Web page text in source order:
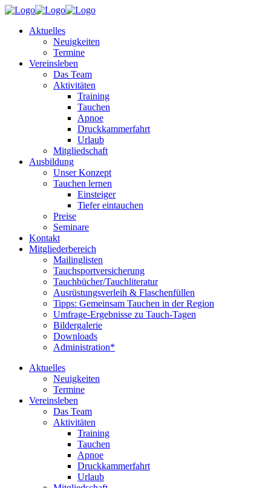
Aktuelles
Neuigkeiten
Termine
Vereinsleben
Das Team
Aktivitäten
Training
Tauchen
Apnoe
Druckkammerfahrt
Urlaub
Mitgliedschaft
Ausbildung
Unser Konzept
Tauchen lernen
Einsteiger
Tiefer eintauchen
Preise
Seminare
Kontakt
Mitgliederbereich
Mailinglisten
Tauchsportversicherung
Tauchbücher/Tauchliteratur
Ausrüstungsverleih & Flaschenfüllen
Tipps: Gemeinsam Tauchen in der Region
Umfrage-Ergebnisse zu Tauch-Tagen
Bildergalerie
Downloads
Administration*
Aktuelles
Neuigkeiten
Termine
Vereinsleben
Das Team
Aktivitäten
Training
Tauchen
Apnoe
Druckkammerfahrt
Urlaub